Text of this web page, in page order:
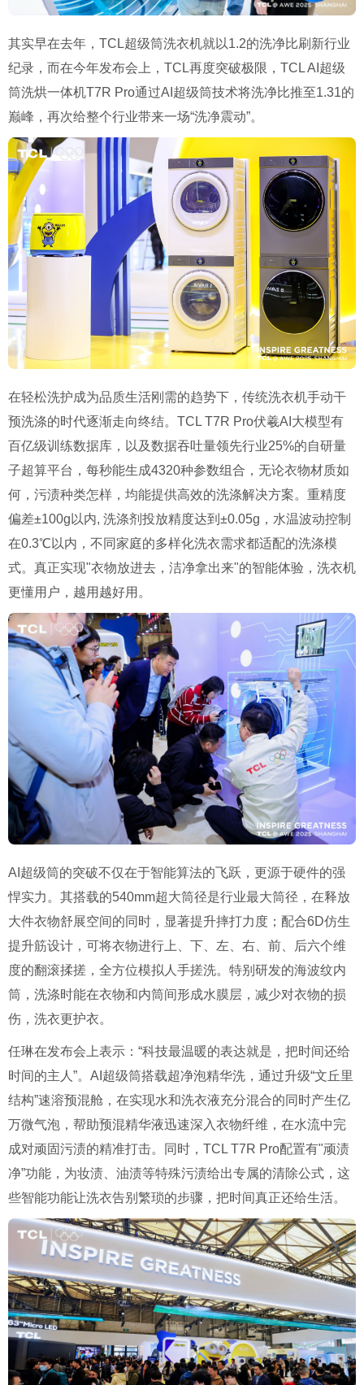
其实早在去年，TCL超级筒洗衣机就以1.2的洗净比刷新行业
纪录，而在今年发布会上，TCL再度突破极限，TCL AI超级
筒洗烘一体机T7R Pro通过AI超级筒技术将洗净比推至1.31的
巅峰，再次给整个行业带来一场“洗净震动”。
在轻松洗护成为品质生活刚需的趋势下，传统洗衣机手动干
预洗涤的时代逐渐走向终结。TCL T7R Pro伏羲AI大模型有
百亿级训练数据库，以及数据吞吐量领先行业25%的自研量
子超算平台，每秒能生成4320种参数组合，无论衣物材质如
何，污渍种类怎样，均能提供高效的洗涤解决方案。重精度
偏差±100g以内, 洗涤剂投放精度达到±0.05g，水温波动控制
在0.3℃以内，不同家庭的多样化洗衣需求都适配的洗涤模
式。真正实现"衣物放进去，洁净拿出来"的智能体验，洗衣机
更懂用户，越用越好用。
AI超级筒的突破不仅在于智能算法的飞跃，更源于硬件的强
悍实力。其搭载的540mm超大筒径是行业最大筒径，在释放
大件衣物舒展空间的同时，显著提升摔打力度；配合6D仿生
提升筋设计，可将衣物进行上、下、左、右、前、后六个维
度的翻滚揉搓，全方位模拟人手搓洗。特别研发的海波纹内
筒，洗涤时能在衣物和内筒间形成水膜层，减少对衣物的损
伤，洗衣更护衣。
任琳在发布会上表示：“科技最温暖的表达就是，把时间还给
时间的主人”。AI超级筒搭载超净泡精华洗，通过升级“文丘里
结构”速溶预混舱，在实现水和洗衣液充分混合的同时产生亿
万微气泡，帮助预混精华液迅速深入衣物纤维，在水流中完
成对顽固污渍的精准打击。同时，TCL T7R Pro配置有"顽渍
净”功能，为妆渍、油渍等特殊污渍给出专属的清除公式，这
些智能功能让洗衣告别繁琐的步骤，把时间真正还给生活。